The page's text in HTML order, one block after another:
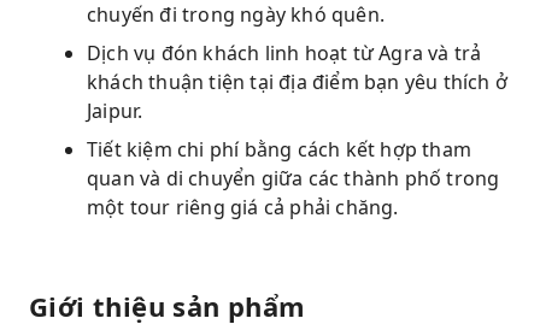
chuyến đi trong ngày khó quên.
Dịch vụ đón khách linh hoạt từ Agra và trả
khách thuận tiện tại địa điểm bạn yêu thích ở
Jaipur.
Tiết kiệm chi phí bằng cách kết hợp tham
quan và di chuyển giữa các thành phố trong
một tour riêng giá cả phải chăng.
Giới thiệu sản phẩm